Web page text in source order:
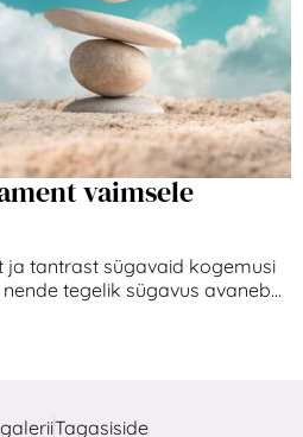
vaimsele
ja tantrast sügavaid kogemusi
tegelik sügavus avaneb...
Tagasiside